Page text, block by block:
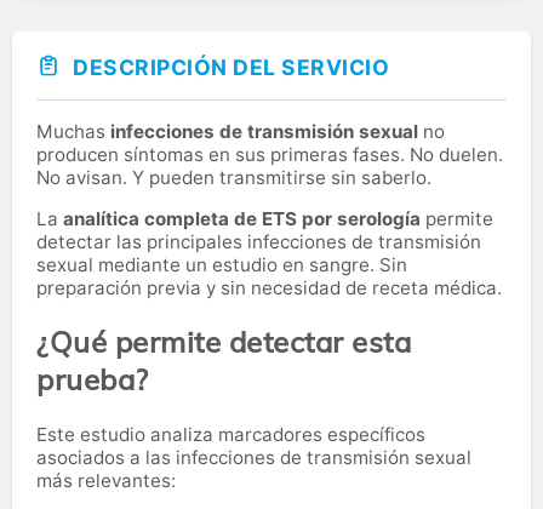
DESCRIPCIÓN DEL SERVICIO
Muchas infecciones de transmisión sexual no
producen síntomas en sus primeras fases. No duelen.
No avisan. Y pueden transmitirse sin saberlo.
La analítica completa de ETS por serología permite
detectar las principales infecciones de transmisión
sexual mediante un estudio en sangre. Sin
preparación previa y sin necesidad de receta médica.
¿Qué permite detectar esta
prueba?
Este estudio analiza marcadores específicos
asociados a las infecciones de transmisión sexual
más relevantes: